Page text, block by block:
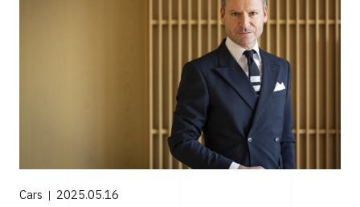
Cars 2025.05.16